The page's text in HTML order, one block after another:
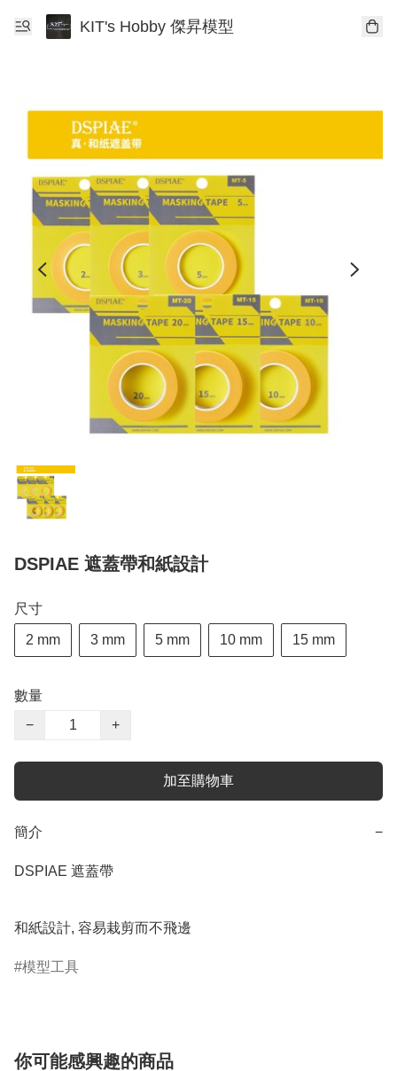
KIT's Hobby 傑昇模型
DSPIAE 遮蓋帶和紙設計
尺寸
2 mm 3 mm 5 mm 10 mm 15 mm
數量
−
+
加至購物車
簡介 −
DSPIAE 遮蓋帶
和紙設計, 容易栽剪而不飛邊
模型工具
你可能感興趣的商品